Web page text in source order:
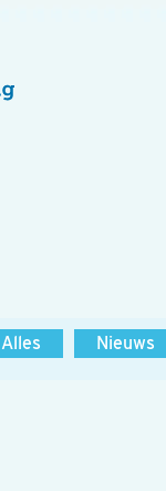
Alles Nieuws